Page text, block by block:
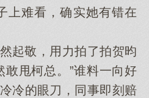
上难看，确实她有错在
敬，用力拍了拍贺昀
敢甩柯总。”谁料一向好
冷的眼刀，同事即刻赔